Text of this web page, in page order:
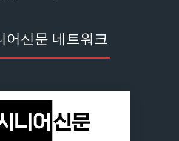
어신문 네트워크